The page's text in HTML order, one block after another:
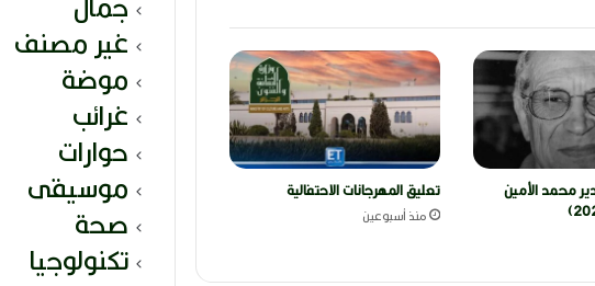
محمد الأمين
تعليق المهرجانات الاحتفالية
منذ أسبوعين
غير مصنف
موضة
غرائب
حوارات
موسيقى
صحة
تكنولوجيا